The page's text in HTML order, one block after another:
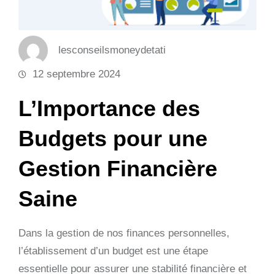
lesconseilsmoneydetati
12 septembre 2024
L’Importance des
Budgets pour une
Gestion Financière
Saine
Dans la gestion de nos finances personnelles,
l’établissement d’un budget est une étape
essentielle pour assurer une stabilité financière et